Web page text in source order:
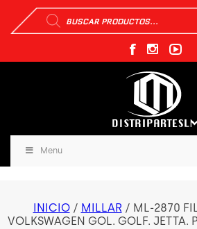
Búsqueda
de
productos
Menu
INICIO/ MILLAR/ ML-2870
VOLKSWAGEN GOL. GOLF. JETTA.